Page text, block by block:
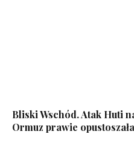
Bliski Wschód. Atak Huti
Ormuz prawie opustoszała